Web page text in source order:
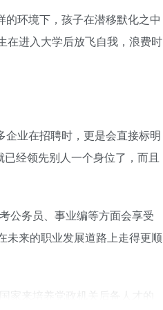
环境下，孩子在潜移默化之中
在进入大学后放飞自我，浪费时
业在招聘时，更是会直接标明
经领先别人一个身位了，而且
公务员、事业编等方面会享受
未来的职业发展道路上走得更顺
家来培养党政机关后备人才的